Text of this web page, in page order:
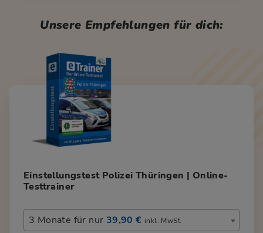
Unsere Empfehlungen für dich:
Einstellungstest Polizei Thüringen | Online-
Testtrainer
3 Monate für nur 39,90 € inkl. MwSt.